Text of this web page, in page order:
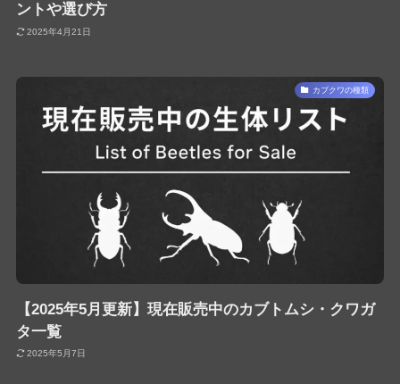
ントや選び方
2025年4月21日
カブクワの種類
【2025年5月更新】現在販売中のカブトムシ・クワガ
タ一覧
2025年5月7日